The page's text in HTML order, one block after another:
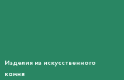
Изделия из искусственного
камня